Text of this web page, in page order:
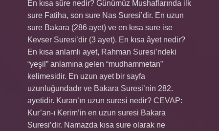
En kısa sûre nedir? Günümüz Mushaflarında ilk
sure Fatiha, son sure Nas Suresi’dir. En uzun
sure Bakara (286 ayet) ve en kısa sure ise
Kevser Suresi’dir (3 ayet). En kısa âyet nedir?
En kısa anlamlı ayet, Rahman Suresi’ndeki
“yeşil” anlamına gelen “mudhammetan”
kelimesidir. En uzun ayet bir sayfa
uzunluğundadır ve Bakara Suresi’nin 282.
ayetidir. Kuran’ın uzun suresi nedir? CEVAP:
Kur’an-ı Kerim’in en uzun suresi Bakara
Suresi’dir. Namazda kısa sure olarak ne